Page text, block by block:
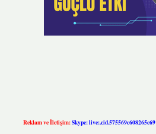
Reklam ve İletişim:Skype: live:.cid.575569c608265c69